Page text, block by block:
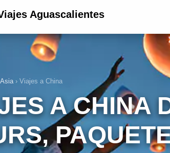
Asia › Viajes a China
A CHINA